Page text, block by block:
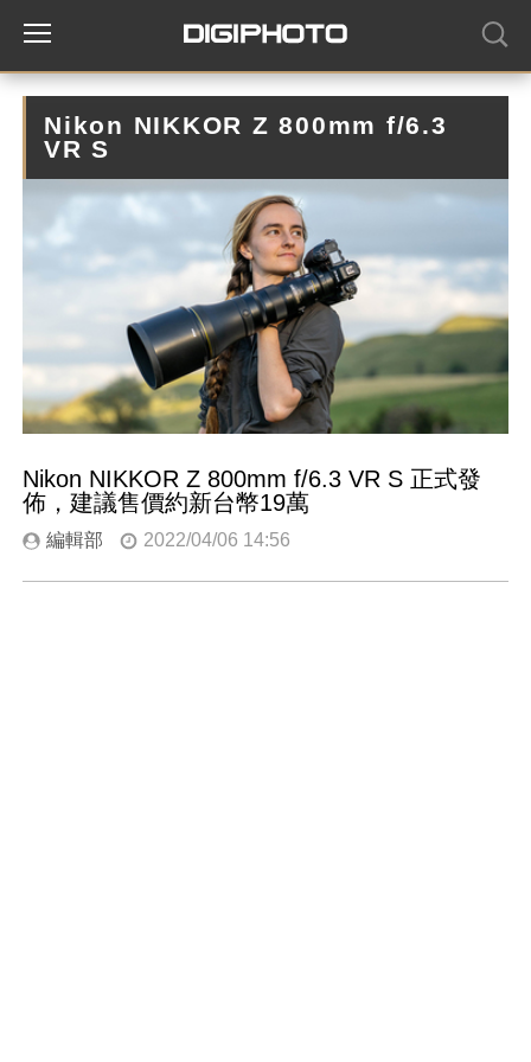
Nikon NIKKOR Z 800mm f/6.3
VR S
Nikon NIKKOR Z 800mm f/6.3 VR S 正式發
佈，建議售價約新台幣19萬
編輯部 2022/04/06 14:56